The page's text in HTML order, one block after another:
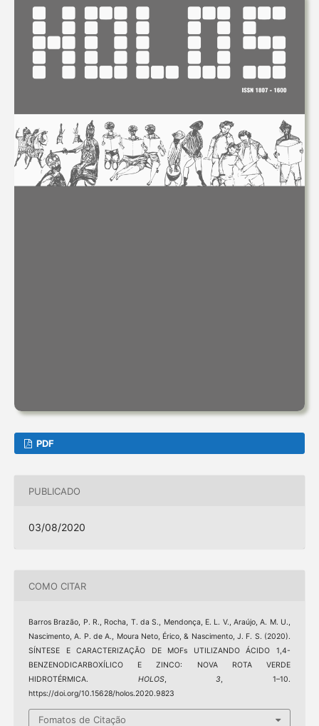
PDF
PUBLICADO
03/08/2020
COMO CITAR
Barros Brazão, P. R., Rocha, T. da S., Mendonça, E. L. V., Araújo, A. M. U.,
Nascimento, A. P. de A., Moura Neto, Érico, & Nascimento, J. F. S. (2020).
SÍNTESE E CARACTERIZAÇÃO DE MOFs UTILIZANDO ÁCIDO 1,4-
BENZENODICARBOXÍLICO E ZINCO: NOVA ROTA VERDE
HIDROTÉRMICA. HOLOS,3, 1–10.
https://doi.org/10.15628/holos.2020.9823
Fomatos de Citação